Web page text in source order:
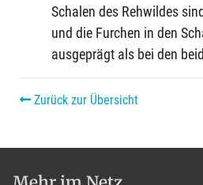
Schalen des Rehwildes
und die Furchen in den
ausgeprägt als bei den
Zurück zur Übersicht